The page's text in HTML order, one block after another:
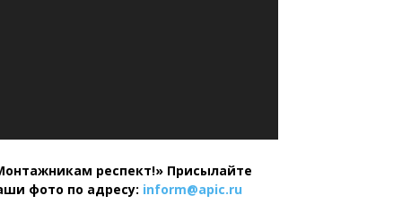
респект!» Присылайте
фото по адресу: inform@apic.ru